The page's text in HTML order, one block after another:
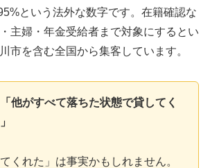
という法外な数字です。在籍確認な
主婦・年金受給者まで対象にするとい
市を含む全国から集客しています。
他がすべて落ちた状態で貸してく
てくれた」は事実かもしれません。